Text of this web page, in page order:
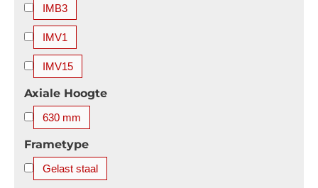
4850 kW
IMB3
IMV1
IMV15
Axiale Hoogte
630 mm
Frametype
Gelast staal